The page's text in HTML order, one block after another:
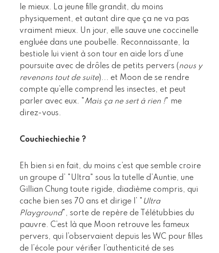
le mieux. La jeune fille grandit, du moins
physiquement, et autant dire que ça ne va pas
vraiment mieux. Un jour, elle sauve une coccinelle
engluée dans une poubelle. Reconnaissante, la
bestiole lui vient à son tour en aide lors d’une
poursuite avec de drôles de petits pervers (nous y
revenons tout de suite)... et Moon de se rendre
compte qu’elle comprend les insectes, et peut
parler avec eux. " Mais ça ne sert à rien !" me
direz-vous.
Couchiechiechie ?
Eh bien si en fait, du moins c’est que semble croire
un groupe d’ "Ultra" sous la tutelle d’Auntie, une
Gillian Chung toute rigide, diadième compris, qui
cache bien ses 70 ans et dirige l’ "
Ultra
Playground", sorte de repère de Télétubbies du
pauvre. C’est là que Moon retrouve les fameux
pervers, qui l’observaient depuis les WC pour filles
de l’école pour vérifier l’authenticité de ses